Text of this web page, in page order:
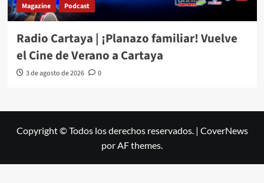
Magazine Podcast
Radio Cartaya | ¡Planazo familiar! Vuelve
el Cine de Verano a Cartaya
3 de agosto de 2026 0
Copyright © Todos los derechos reservados. | CoverNews
por AF themes.